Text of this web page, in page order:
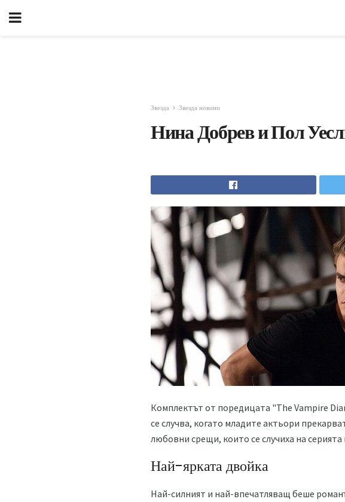
Звезда Звезда новини
Нина Добрев и Пол
Комплектът от поредицата "The Vampire
се случва, когато младите актьори
любовни срещи, които се случиха на
Най-ярката двойка
Най-силният и най-впечатляващ беше